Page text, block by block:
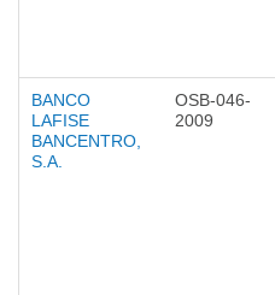
BANCO
LAFISE
BANCENTRO,
S.A.
OSB-046-
2009